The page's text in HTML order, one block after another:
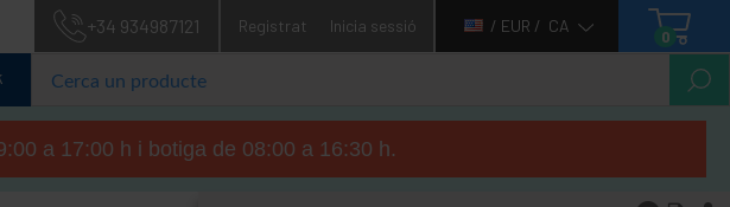
+34 934987121 Registrat Inicia sessió / EUR / CA
0
a 17:00 h i botiga de 08:00 a 16:30 h.